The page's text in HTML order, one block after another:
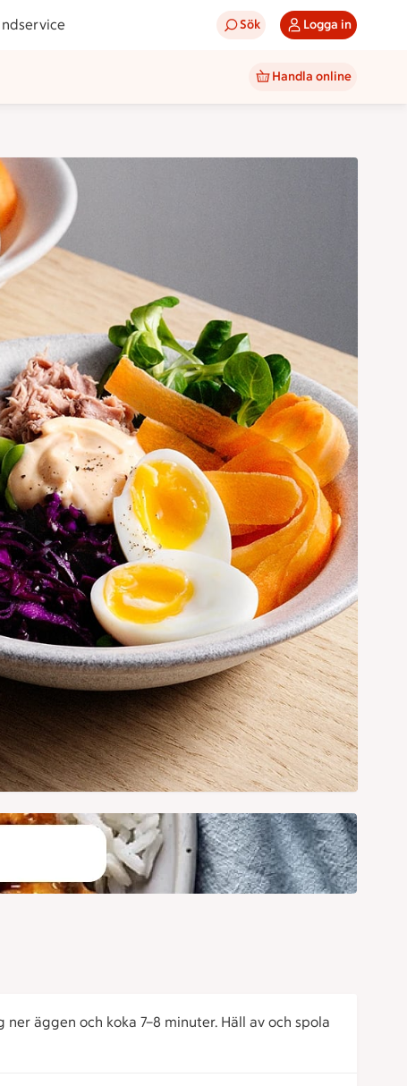
Sök Logga in
Handla online
äggen och koka 7–8 minuter. Häll av och spola